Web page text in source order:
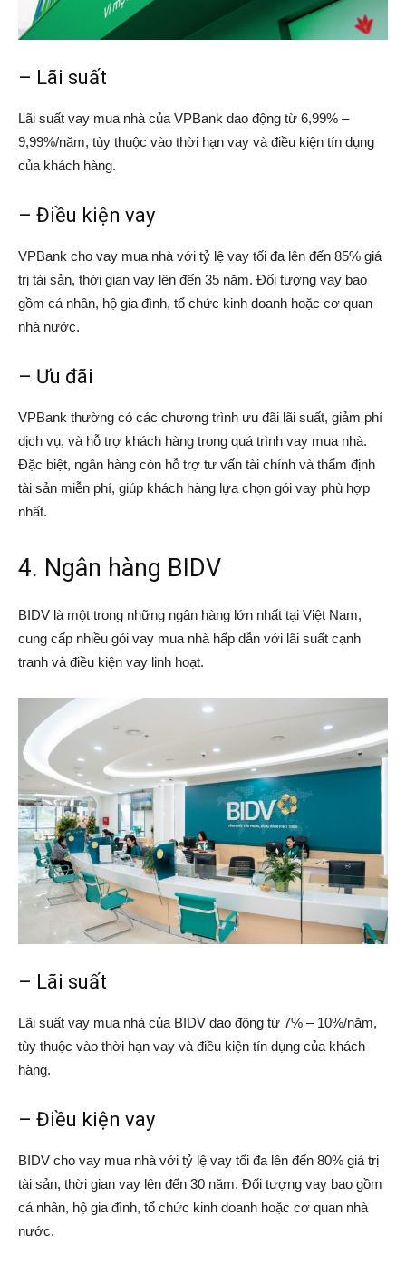
– Lãi suất
Lãi suất vay mua nhà của VPBank dao động từ 6,99% –
9,99%/năm, tùy thuộc vào thời hạn vay và điều kiện tín dụng
của khách hàng.
– Điều kiện vay
VPBank cho vay mua nhà với tỷ lệ vay tối đa lên đến 85% giá
trị tài sản, thời gian vay lên đến 35 năm. Đối tượng vay bao
gồm cá nhân, hộ gia đình, tổ chức kinh doanh hoặc cơ quan
nhà nước.
– Ưu đãi
VPBank thường có các chương trình ưu đãi lãi suất, giảm phí
dịch vụ, và hỗ trợ khách hàng trong quá trình vay mua nhà.
Đặc biệt, ngân hàng còn hỗ trợ tư vấn tài chính và thẩm định
tài sản miễn phí, giúp khách hàng lựa chọn gói vay phù hợp
nhất.
4. Ngân hàng BIDV
BIDV là một trong những ngân hàng lớn nhất tại Việt Nam,
cung cấp nhiều gói vay mua nhà hấp dẫn với lãi suất cạnh
tranh và điều kiện vay linh hoạt.
– Lãi suất
Lãi suất vay mua nhà của BIDV dao động từ 7% – 10%/năm,
tùy thuộc vào thời hạn vay và điều kiện tín dụng của khách
hàng.
– Điều kiện vay
BIDV cho vay mua nhà với tỷ lệ vay tối đa lên đến 80% giá trị
tài sản, thời gian vay lên đến 30 năm. Đối tượng vay bao gồm
cá nhân, hộ gia đình, tổ chức kinh doanh hoặc cơ quan nhà
nước.